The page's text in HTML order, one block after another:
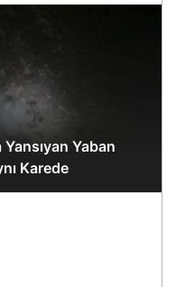
Yansıyan Yaban
Karede